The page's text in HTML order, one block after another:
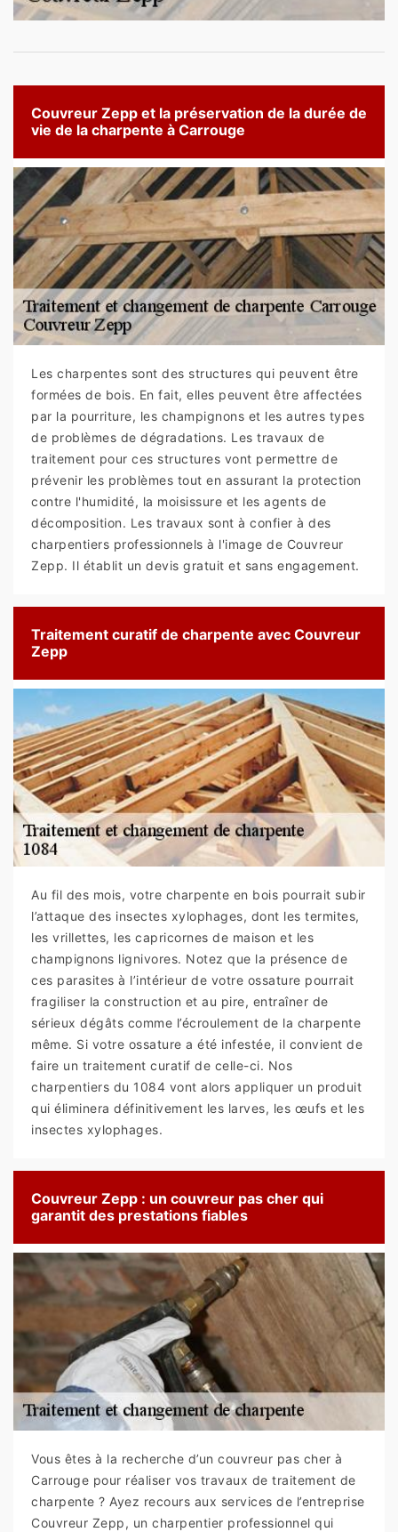
Couvreur Zepp et la préservation de la durée de
vie de la charpente à Carrouge
Les charpentes sont des structures qui peuvent être
formées de bois. En fait, elles peuvent être affectées
par la pourriture, les champignons et les autres types
de problèmes de dégradations. Les travaux de
traitement pour ces structures vont permettre de
prévenir les problèmes tout en assurant la protection
contre l'humidité, la moisissure et les agents de
décomposition. Les travaux sont à confier à des
charpentiers professionnels à l'image de Couvreur
Zepp. Il établit un devis gratuit et sans engagement.
Traitement curatif de charpente avec Couvreur
Zepp
Au fil des mois, votre charpente en bois pourrait subir
l’attaque des insectes xylophages, dont les termites,
les vrillettes, les capricornes de maison et les
champignons lignivores. Notez que la présence de
ces parasites à l’intérieur de votre ossature pourrait
fragiliser la construction et au pire, entraîner de
sérieux dégâts comme l’écroulement de la charpente
même. Si votre ossature a été infestée, il convient de
faire un traitement curatif de celle-ci. Nos
charpentiers du 1084 vont alors appliquer un produit
qui éliminera définitivement les larves, les œufs et les
insectes xylophages.
Couvreur Zepp : un couvreur pas cher qui
garantit des prestations fiables
Vous êtes à la recherche d’un couvreur pas cher à
Carrouge pour réaliser vos travaux de traitement de
charpente ? Ayez recours aux services de l’entreprise
Couvreur Zepp, un charpentier professionnel qui